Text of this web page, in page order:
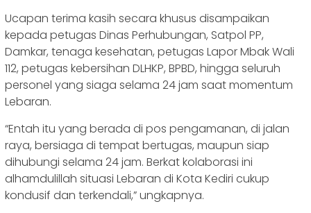
Ucapan terima kasih secara khusus disampaikan
kepada petugas Dinas Perhubungan, Satpol PP,
Damkar, tenaga kesehatan, petugas Lapor Mbak Wali
112, petugas kebersihan DLHKP, BPBD, hingga seluruh
personel yang siaga selama 24 jam saat momentum
Lebaran.
“Entah itu yang berada di pos pengamanan, di jalan
raya, bersiaga di tempat bertugas, maupun siap
dihubungi selama 24 jam. Berkat kolaborasi ini
alhamdulillah situasi Lebaran di Kota Kediri cukup
kondusif dan terkendali,” ungkapnya.